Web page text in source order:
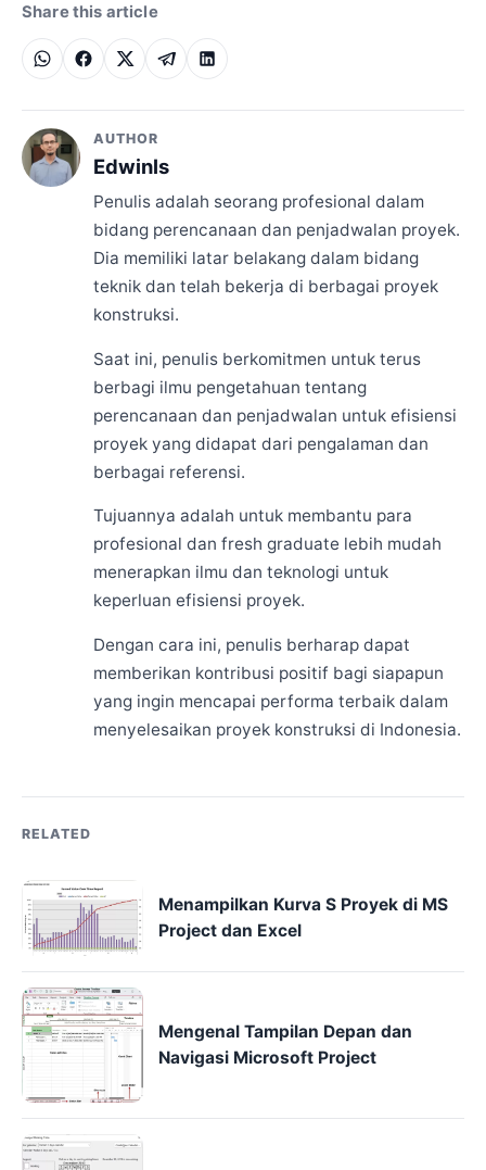
Share this article
AUTHOR
Edwinls
Penulis adalah seorang profesional dalam
bidang perencanaan dan penjadwalan proyek.
Dia memiliki latar belakang dalam bidang
teknik dan telah bekerja di berbagai proyek
konstruksi.
Saat ini, penulis berkomitmen untuk terus
berbagi ilmu pengetahuan tentang
perencanaan dan penjadwalan untuk efisiensi
proyek yang didapat dari pengalaman dan
berbagai referensi.
Tujuannya adalah untuk membantu para
profesional dan fresh graduate lebih mudah
menerapkan ilmu dan teknologi untuk
keperluan efisiensi proyek.
Dengan cara ini, penulis berharap dapat
memberikan kontribusi positif bagi siapapun
yang ingin mencapai performa terbaik dalam
menyelesaikan proyek konstruksi di Indonesia.
RELATED
Menampilkan Kurva S Proyek di MS
Project dan Excel
Mengenal Tampilan Depan dan
Navigasi Microsoft Project